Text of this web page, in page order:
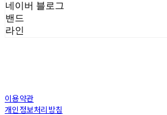
네이버 블로그
밴드
라인
이용약관
개인정보처리방침